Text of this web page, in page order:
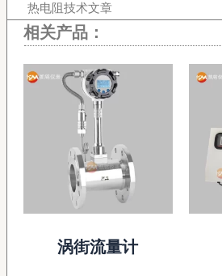
热电阻技术文章
相关产品：
涡街流量计